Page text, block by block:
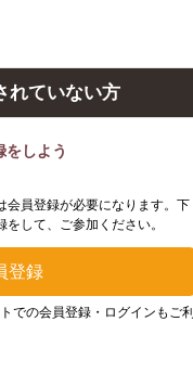
れていない方
をしよう
会員登録が必要になります。下
して、ご参加ください。
での会員登録・ログインもご利